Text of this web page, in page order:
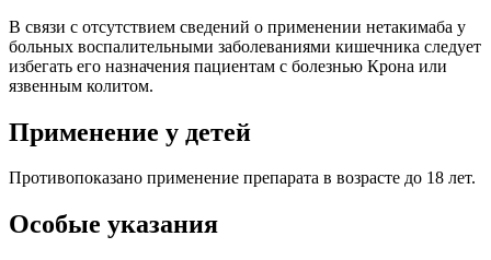
В связи с отсутствием сведений о применении нетакимаба у
больных воспалительными заболеваниями кишечника следует
избегать его назначения пациентам с болезнью Крона или
язвенным колитом.
Применение у детей
Противопоказано применение препарата в возрасте до 18 лет.
Особые указания